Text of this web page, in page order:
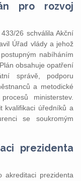
pro rozvoj
26 schválila Akční
Úřad vlády a jehož
nabíháním
obsahuje opatření
správě, podporu
a metodické
ministerstev.
kvalifikaci úředníků a
se soukromým
prezidenta
prezidenta